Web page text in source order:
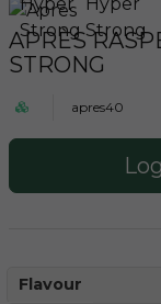
APRÈS
STRONG
apres40
Flavour